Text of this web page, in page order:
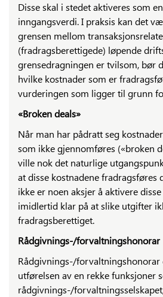
Disse skal i stedet aktiveres som
inngangsverdi. I praksis kan det
grensen mellom
(fradragsberettigede) løpende
grensedragningen er tvilsom, bør
hvilke kostnader som er
vurderingen som ligger til grunn
«Broken deals»
Når man har pådratt seg
som ikke gjennomføres («broken
ville nok det naturlige
at disse kostnadene fradragsføres
ikke er noen aksjer å aktivere
imidlertid klar på at slike utgifter
fradragsberettiget.
Rådgivnings-/forvaltningshonorar
Rådgivnings-/forvaltningshonorar
utførelsen av en rekke funksjoner
rådgivnings-/